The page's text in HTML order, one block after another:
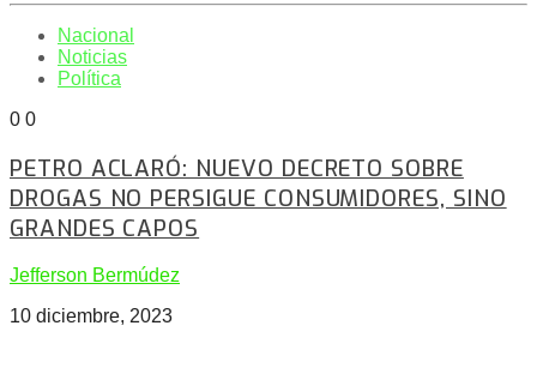
Nacional
Noticias
Política
0 0
PETRO ACLARÓ: NUEVO DECRETO SOBRE
DROGAS NO PERSIGUE CONSUMIDORES, SINO
GRANDES CAPOS
Jefferson Bermúdez
10 diciembre, 2023